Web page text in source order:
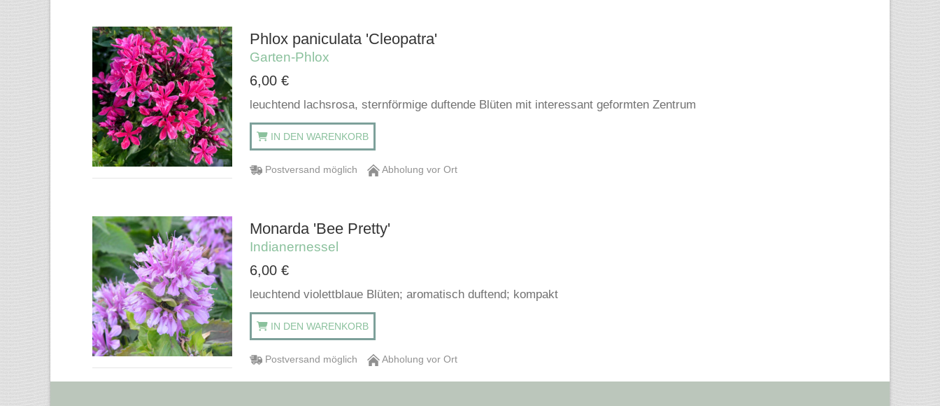
Phlox paniculata 'Cleopatra'
Garten-Phlox
6,00 €
leuchtend lachsrosa, sternförmige duftende Blüten mit interessant geformten Zentrum
IN DEN WARENKORB
Postversand möglich Abholung vor Ort
Monarda 'Bee Pretty'
Indianernessel
6,00 €
leuchtend violettblaue Blüten; aromatisch duftend; kompakt
IN DEN WARENKORB
Postversand möglich Abholung vor Ort